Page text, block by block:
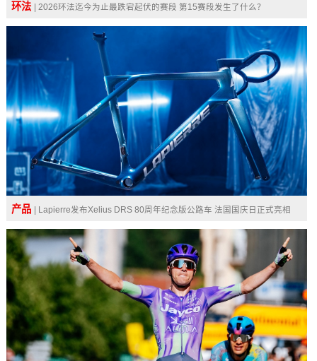
环法 | 2026环法迄今为止最跌宕起伏的赛段 第15赛段发生了什么？
产品 | Lapierre发布Xelius DRS 80周年纪念版公路车 法国国庆日正式亮相